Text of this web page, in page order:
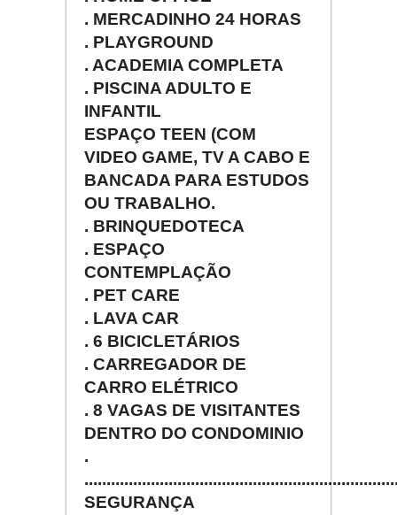
. MERCADINHO 24 HORAS
. PLAYGROUND
. ACADEMIA COMPLETA
. PISCINA ADULTO E
INFANTIL
ESPAÇO TEEN (COM
VIDEO GAME, TV A CABO E
BANCADA PARA ESTUDOS
OU TRABALHO.
. BRINQUEDOTECA
. ESPAÇO
CONTEMPLAÇÃO
. PET CARE
. LAVA CAR
. 6 BICICLETÁRIOS
. CARREGADOR DE
CARRO ELÉTRICO
. 8 VAGAS DE VISITANTES
DENTRO DO CONDOMINIO
.
SEGURANÇA